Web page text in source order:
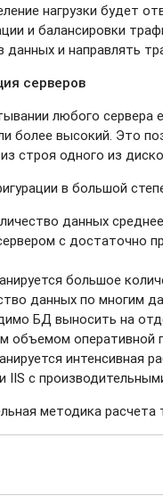
нагрузки будет
и балансировки
и направлять
серверов
любого сервера
более высокий. Это
строя одного из
в большой
данных
с достаточно
большое
данных по многим
БД выносить на
объемом оперативной
интенсивная
IIS с
методика